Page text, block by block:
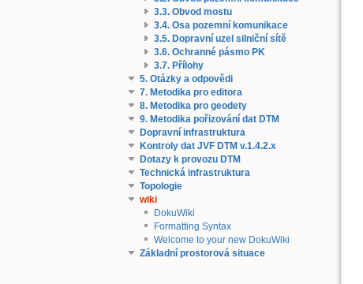
3.3. Obvod mostu
3.4. Osa pozemní komunikace
3.5. Dopravní uzel silniční sítě
3.6. Ochranné pásmo PK
3.7. Přílohy
5. Otázky a odpovědi
7. Metodika pro editora
8. Metodika pro geodety
9. Metodika pořizování dat DTM
Dopravní infrastruktura
Kontroly dat JVF DTM v.1.4.2.x
Dotazy k provozu DTM
Technická infrastruktura
Topologie
wiki
DokuWiki
Formatting Syntax
Welcome to your new DokuWiki
Základní prostorová situace